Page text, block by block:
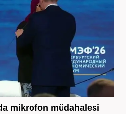
mikrofon müdahalesi